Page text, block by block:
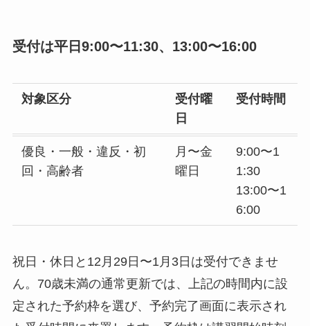
受付は平日9:00〜11:30、13:00〜16:00
対象区分
受付曜
日
受付時間
優良・一般・違反・初
回・高齢者
月〜金
曜日
9:00〜1
1:30
13:00〜1
6:00
祝日・休日と12月29日〜1月3日は受付できませ
ん。70歳未満の通常更新では、上記の時間内に設
定された予約枠を選び、予約完了画面に表示され